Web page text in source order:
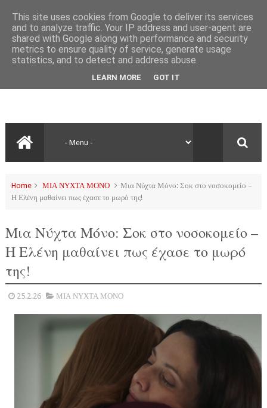
Home ΜΙΑ ΝΥΧΤΑ ΜΟΝΟ
Μια Νύχτα Μόνο: Σοκ στο νοσοκομείο –
Η Ελένη μαθαίνει πως έχασε το μωρό της!
Μια Νύχτα Μόνο: Σοκ στο νοσοκομείο –
Η Ελένη μαθαίνει πως έχασε το μωρό
της!
25.2.26 ΜΙΑ ΝΥΧΤΑ ΜΟΝΟ
This site uses cookies from Google to deliver its services
and to analyze traffic. Your IP address and user-agent are
shared with Google along with performance and security
metrics to ensure quality of service, generate usage
statistics, and to detect and address abuse.
LEARN MORE GOT IT